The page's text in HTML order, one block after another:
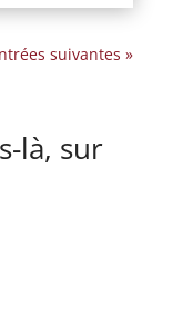
suivantes »
là, sur